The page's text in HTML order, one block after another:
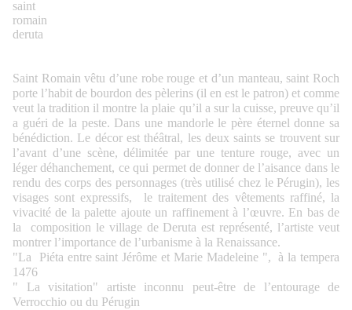
Saint Romain vêtu d’une robe rouge et d’un manteau, saint Roch
porte l’habit de bourdon des pèlerins (il en est le patron) et comme
veut la tradition il montre la plaie qu’il a sur la cuisse, preuve qu’il
a guéri de la peste. Dans une mandorle le père éternel donne sa
bénédiction. Le décor est théâtral, les deux saints se trouvent sur
l’avant d’une scène, délimitée par une tenture rouge, avec un
léger déhanchement, ce qui permet de donner de l’aisance dans le
rendu des corps des personnages (très utilisé chez le Pérugin), les
visages sont expressifs, le traitement des vêtements raffiné, la
vivacité de la palette ajoute un raffinement à l’œuvre. En bas de
la composition le village de Deruta est représenté, l’artiste veut
montrer l’importance de l’urbanisme à la Renaissance.
"La Piéta entre saint Jérôme et Marie Madeleine ", à la tempera
1476
" La visitation" artiste inconnu peut-être de l’entourage de
Verrocchio ou du Pérugin